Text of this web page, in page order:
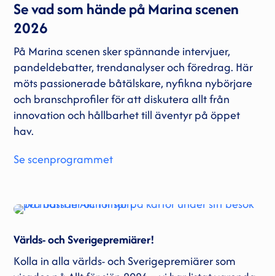
Se vad som hände på Marina scenen
2026
På Marina scenen sker spännande intervjuer,
pandeldebatter, trendanalyser och föredrag. Här
möts passionerade båtälskare, nyfikna nybörjare
och branschprofiler för att diskutera allt från
innovation och hållbarhet till äventyr på öppet
hav.
Se scenprogrammet
Världs- och Sverigepremiärer!
Kolla in alla världs- och Sverigepremiärer som